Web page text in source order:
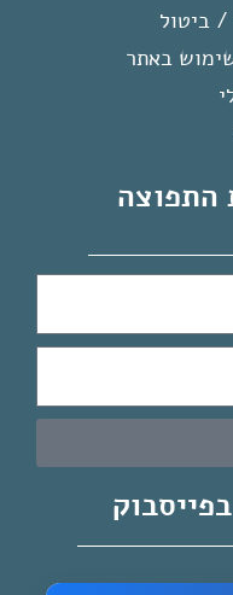
/ ביטול
שימוש באתר
התפוצה